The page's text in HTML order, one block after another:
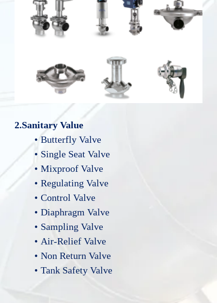
2.Sanitary Value
Butterfly Valve
Single Seat Valve
Mixproof Valve
Regulating Valve
Control Valve
Diaphragm Valve
Sampling Valve
Air-Relief Valve
Non Return Valve
Tank Safety Valve